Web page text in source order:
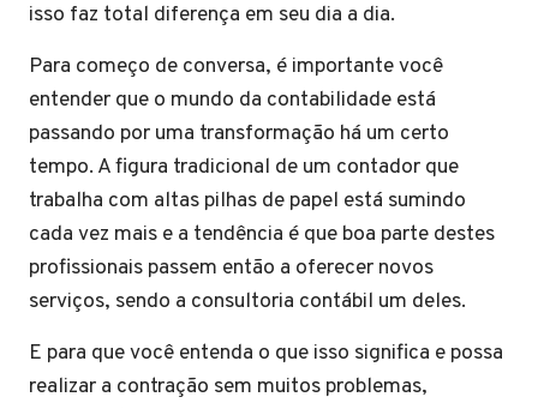
isso faz total diferença em seu dia a dia.
Para começo de conversa, é importante você
entender que o mundo da contabilidade está
passando por uma transformação há um certo
tempo. A figura tradicional de um contador que
trabalha com altas pilhas de papel está sumindo
cada vez mais e a tendência é que boa parte destes
profissionais passem então a oferecer novos
serviços, sendo a consultoria contábil um deles.
E para que você entenda o que isso significa e possa
realizar a contração sem muitos problemas,